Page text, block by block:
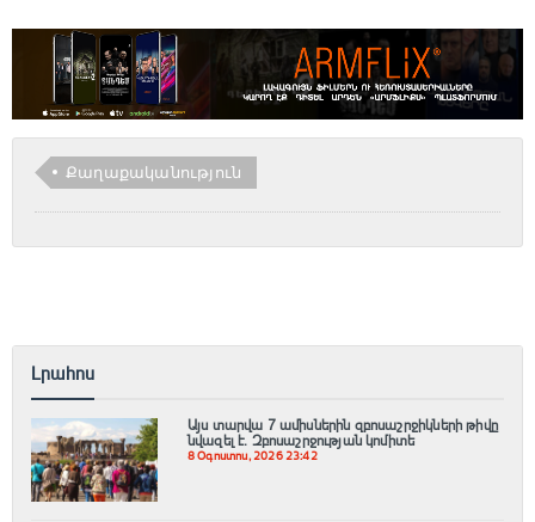
Քաղաքականություն
Լրահոս
Այս տարվա 7 ամիսներին զբոսաշրջիկների թիվը
նվազել է. Զբոսաշրջության կոմիտե
8 Օգոստոս, 2026 23:42